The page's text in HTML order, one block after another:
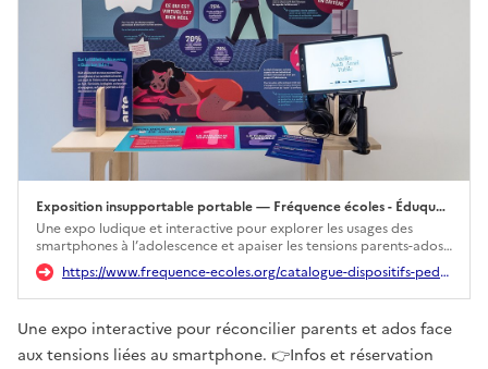
Exposition insupportable portable — Fréquence écoles - Éduquer au numérique
Ouverture dans un nouvel onglet
Une expo ludique et interactive pour explorer les usages des
smartphones à l’adolescence et apaiser les tensions parents-ados.
Ce dispositif original mêle réflexion, autonomie et dialogue autour
du numérique en famille.
https://www.frequence-ecoles.org/catalogue-dispositifs-pedagogiques/p/expo-insupportable-portable
Une expo interactive pour réconcilier parents et ados face
aux tensions liées au smartphone. 👉Infos et réservation